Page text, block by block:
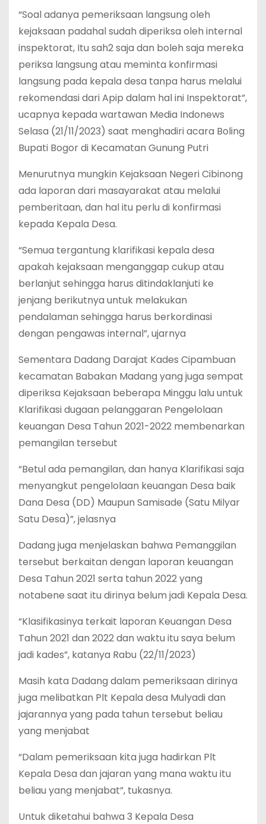
“Soal adanya pemeriksaan langsung oleh
kejaksaan padahal sudah diperiksa oleh internal
inspektorat, Itu sah2 saja dan boleh saja mereka
periksa langsung atau meminta konfirmasi
langsung pada kepala desa tanpa harus melalui
rekomendasi dari Apip dalam hal ini Inspektorat”,
ucapnya kepada wartawan Media Indonews
Selasa (21/11/2023) saat menghadiri acara Boling
Bupati Bogor di Kecamatan Gunung Putri
Menurutnya mungkin Kejaksaan Negeri Cibinong
ada laporan dari masayarakat atau melalui
pemberitaan, dan hal itu perlu di konfirmasi
kepada Kepala Desa.
“Semua tergantung klarifikasi kepala desa
apakah kejaksaan menganggap cukup atau
berlanjut sehingga harus ditindaklanjuti ke
jenjang berikutnya untuk melakukan
pendalaman sehingga harus berkordinasi
dengan pengawas internal”, ujarnya
Sementara Dadang Darajat Kades Cipambuan
kecamatan Babakan Madang yang juga sempat
diperiksa Kejaksaan beberapa Minggu lalu untuk
Klarifikasi dugaan pelanggaran Pengelolaan
keuangan Desa Tahun 2021-2022 membenarkan
pemangilan tersebut
“Betul ada pemangilan, dan hanya Klarifikasi saja
menyangkut pengelolaan keuangan Desa baik
Dana Desa (DD) Maupun Samisade (Satu Milyar
Satu Desa)”, jelasnya
Dadang juga menjelaskan bahwa Pemanggilan
tersebut berkaitan dengan laporan keuangan
Desa Tahun 2021 serta tahun 2022 yang
notabene saat itu dirinya belum jadi Kepala Desa.
“Klasifikasinya terkait laporan Keuangan Desa
Tahun 2021 dan 2022 dan waktu itu saya belum
jadi kades”, katanya Rabu (22/11/2023)
Masih kata Dadang dalam pemeriksaan dirinya
juga melibatkan Plt Kepala desa Mulyadi dan
jajarannya yang pada tahun tersebut beliau
yang menjabat
“Dalam pemeriksaan kita juga hadirkan Plt
Kepala Desa dan jajaran yang mana waktu itu
beliau yang menjabat”, tukasnya.
Untuk diketahui bahwa 3 Kepala Desa